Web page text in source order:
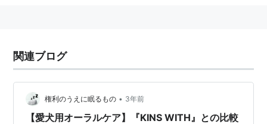
関連ブログ
権利のうえに眠るもの • 3年前
【愛犬用オーラルケア】『KINS WITH』との比較